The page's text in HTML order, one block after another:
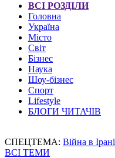
ВСІ РОЗДІЛИ
Головна
Україна
Місто
Світ
Бізнес
Наука
Шоу-бізнес
Спорт
Lifestyle
БЛОГИ ЧИТАЧІВ
СПЕЦТЕМА: Війна в Ірані
ВСІ ТЕМИ